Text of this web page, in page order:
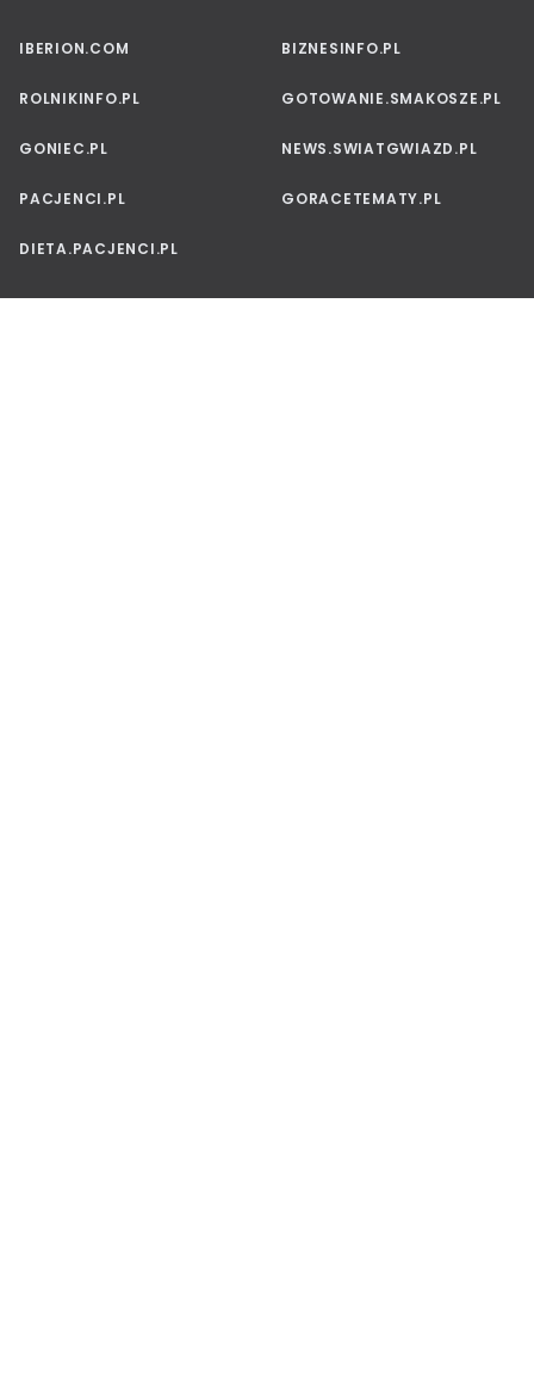
IBERION.COM BIZNESINFO.PL
ROLNIKINFO.PL GOTOWANIE.SMAKOSZE.PL
GONIEC.PL NEWS.SWIATGWIAZD.PL
PACJENCI.PL GORACETEMATY.PL
DIETA.PACJENCI.PL